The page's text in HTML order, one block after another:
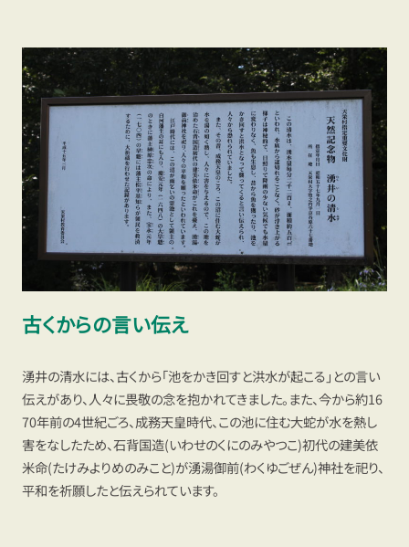
古くからの言い伝え
湧井の清水には、古くから「池をかき回すと洪水が起こる」との言い
伝えがあり、人々に畏敬の念を抱かれてきました。また、今から約16
70年前の4世紀ごろ、成務天皇時代、この池に住む大蛇が水を熱し
害をなしたため、石背国造(いわせのくにのみやつこ)初代の建美依
米命(たけみよりめのみこと)が湧湯御前(わくゆごぜん)神社を祀り、
平和を祈願したと伝えられています。